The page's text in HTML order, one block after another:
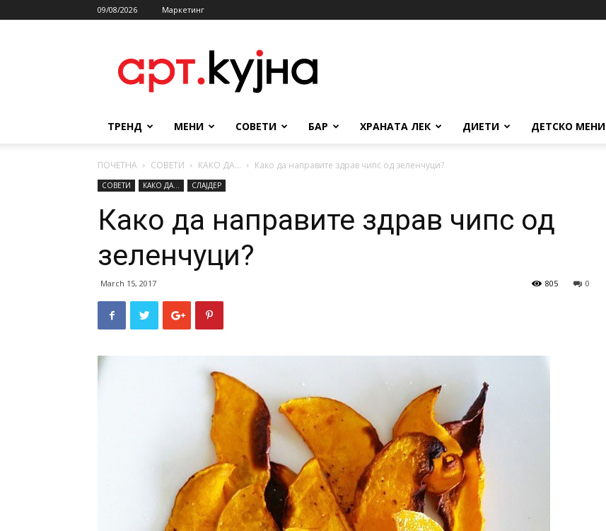
09/08/2026 Маркетинг
ТРЕНД МЕНИ СОВЕТИ БАР ХРАНАТА ЛЕК ДИЕТИ ДЕТСКО МЕНИ
ПОЧЕТНА СОВЕТИ КАКО ДА... Како да направите здрав чипс од зеленчуци?
СОВЕТИ КАКО ДА... СЛАЈДЕР
Како да направите здрав чипс од
зеленчуци?
March 15, 2017 0
805